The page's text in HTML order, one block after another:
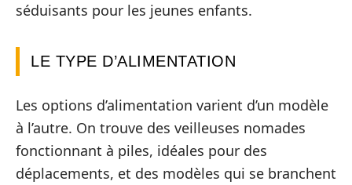
séduisants pour les jeunes enfants.
LE TYPE D’ALIMENTATION
Les options d’alimentation varient d’un modèle
à l’autre. On trouve des veilleuses nomades
fonctionnant à piles, idéales pour des
déplacements, et des modèles qui se branchent